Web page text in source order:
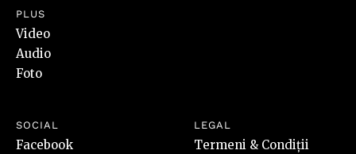
PLUS
Video
Audio
Foto
SOCIAL
Facebook
LEGAL
Termeni & Condiții